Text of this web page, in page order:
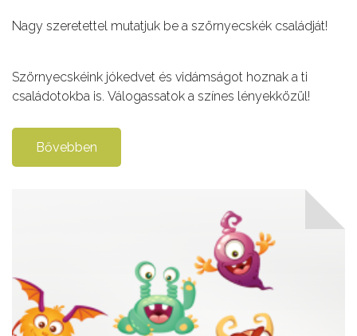
Nagy szeretettel mutatjuk be a szörnyecskék családját!
Szörnyecskéink jókedvet és vidámságot hoznak a ti
családotokba is. Válogassatok a színes lényekközül!
Bővebben